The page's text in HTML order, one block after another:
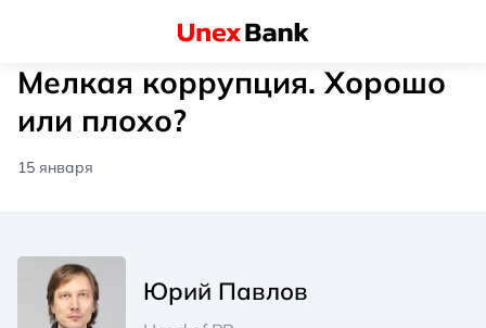
Мелкая коррупция. Хорошо
или плохо?
15 января
Юрий Павлов